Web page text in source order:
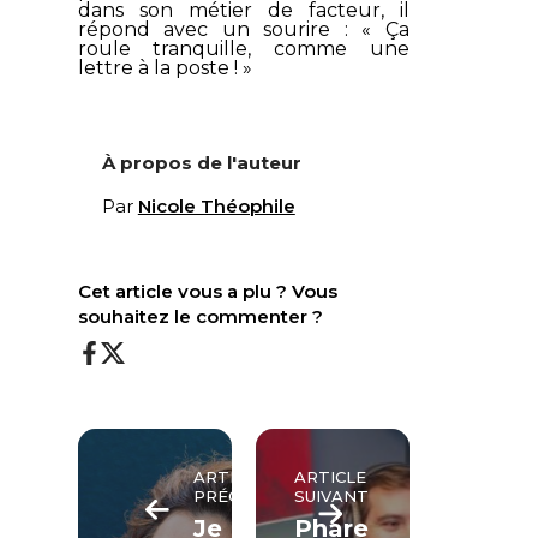
dans son métier de facteur, il
répond avec un sourire : « Ça
roule tranquille, comme une
lettre à la poste ! »
À propos de l'auteur
Par Nicole Théophile
Cet article vous a plu ? Vous
souhaitez le commenter ?
ARTICLE
PRÉCÉDENT
Je
ARTICLE
SUIVANT
Phare